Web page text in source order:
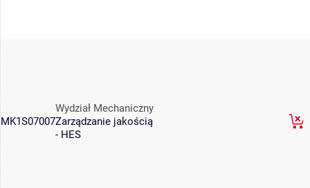
MK1S07007
Wydział Mechaniczny
Zarządzanie jakością
- HES